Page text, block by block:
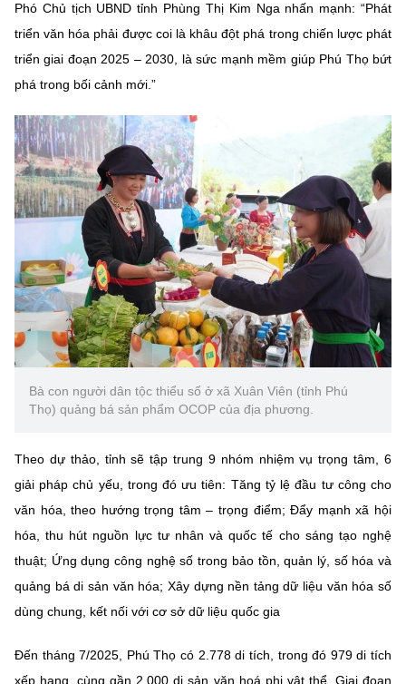
BỘ KHOA HỌC VÀ CÔNG NGHỆ
MINISTRY OF SCIENCE AND TECHNOLOGY
Điều khoản sử dụng Theo dõi MST: Góp ý
Cơ quan chủ quản: Bộ Khoa học và Công nghệ (MST)
Chịu trách nhiệm nội dung: Nguyễn Thị Hải Hằng
Giám đốc Trung tâm Truyền thông Khoa học và Công nghệ.
Liên hệ
Địa chỉ: Ban Biên tập Cổng TTĐT - 18 Nguyễn Du, TP. Hà Nội
Điện thoại: 024 3936 9506
stc@mst.gov.vn
©2026 Bản quyền thuộc Bộ Khoa Học và Công Nghệ
(Ghi rõ nguồn "https://mst.gov.vn" khi phát hành lại thông tin từ
website này)
Phó Chủ tịch UBND tỉnh Phùng Thị Kim Nga nhấn mạnh:“Phát
triển văn hóa phải được coi là khâu đột phá trong chiến lược phát
triển giai đoạn 2025 – 2030, là sức mạnh mềm giúp Phú Thọ bứt
phá trong bối cảnh mới.”
Bà con người dân tộc thiểu số ở xã Xuân Viên (tỉnh Phú
Thọ) quảng bá sản phẩm OCOP của địa phương.
Theo dự thảo, tỉnh sẽ tập trung 9 nhóm nhiệm vụ trọng tâm, 6
giải pháp chủ yếu, trong đó ưu tiên: Tăng tỷ lệ đầu tư công cho
văn hóa, theo hướng trọng tâm – trọng điểm; Đẩy mạnh xã hội
hóa, thu hút nguồn lực tư nhân và quốc tế cho sáng tạo nghệ
thuật; Ứng dụng công nghệ số trong bảo tồn, quản lý, số hóa và
quảng bá di sản văn hóa; Xây dựng nền tảng dữ liệu văn hóa số
dùng chung, kết nối với cơ sở dữ liệu quốc gia
Đến tháng 7/2025, Phú Thọ có 2.778 di tích , trong đó 979 di tích
xếp hạng , cùng gần 2.000 di sản văn hoá phi vật thể. Giai đoạn